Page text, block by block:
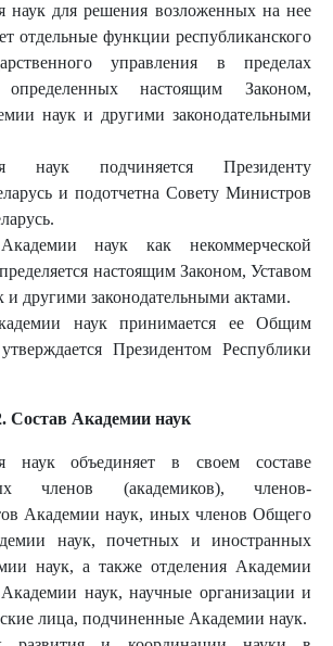
наук для решения возложенных на нее
отдельные функции республиканского
управления в пределах
настоящим Законом,
наук и другими законодательными
наук подчиняется Президенту
и подотчетна Совету Министров
наук как некоммерческой
настоящим Законом, Уставом
и другими законодательными актами.
наук принимается ее Общим
Президентом Республики
Состав Академии наук
наук объединяет в своем составе
членов (академиков), членов-
Академии наук, иных членов Общего
наук, почетных и иностранных
наук, а также отделения Академии
наук, научные организации и
лица, подчиненные Академии наук.